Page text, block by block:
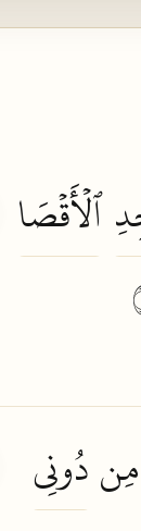
ٱلۡأَقۡصَا
مِندُونِي